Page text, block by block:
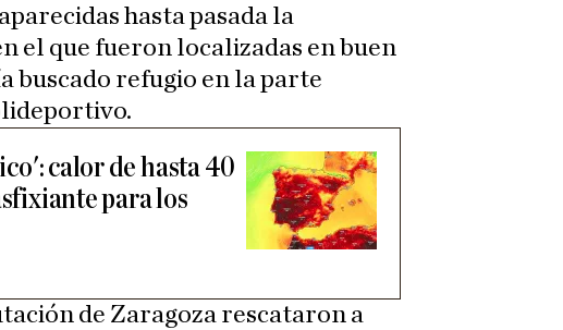
hasta pasada la
el que fueron localizadas en buen
buscado refugio en la parte
calor de hasta 40
para los
de Zaragoza rescataron a